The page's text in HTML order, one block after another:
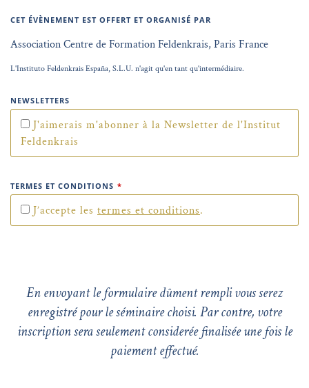
CET ÉVÈNEMENT EST OFFERT ET ORGANISÉ PAR
Association Centre de Formation Feldenkrais, Paris France
L'Instituto Feldenkrais España, S.L.U. n'agit qu'en tant qu'intermédiaire.
NEWSLETTERS
J'aimerais m'abonner à la Newsletter de l'Institut
Feldenkrais
TERMES ET CONDITIONS *
J’accepte les termes et conditions.
En envoyant le formulaire dûment rempli vous serez
enregistré pour le séminaire choisi. Par contre, votre
inscription sera seulement considerée finalisée une fois le
paiement effectué.